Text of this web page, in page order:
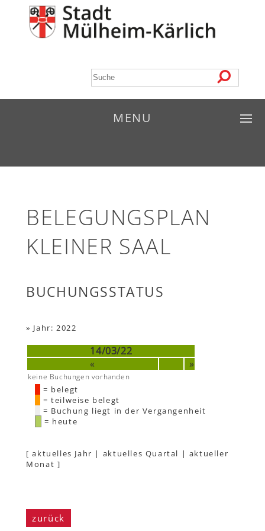
MENU
BELEGUNGSPLAN
KLEINER SAAL
BUCHUNGSSTATUS
» Jahr: 2022
14/03/22
«
»
keine Buchungen vorhanden
= belegt
= teilweise belegt
= Buchung liegt in der Vergangenheit
= heute
[aktuelles Jahr | aktuelles Quartal | aktueller
Monat ]
zurück